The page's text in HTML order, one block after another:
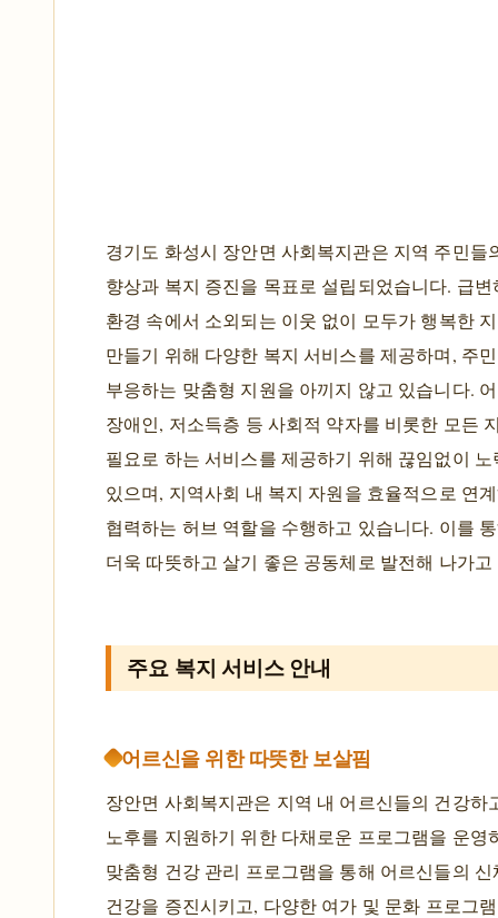
경기도 화성시 장안면 사회복지관은 지역 주민들
향상과 복지 증진을 목표로 설립되었습니다. 급
환경 속에서 소외되는 이웃 없이 모두가 행복한
만들기 위해 다양한 복지 서비스를 제공하며, 주
부응하는 맞춤형 지원을 아끼지 않고 있습니다.
장애인, 저소득층 등 사회적 약자를 비롯한 모든
필요로 하는 서비스를 제공하기 위해 끊임없이 노
있으며, 지역사회 내 복지 자원을 효율적으로 연
협력하는 허브 역할을 수행하고 있습니다. 이를
더욱 따뜻하고 살기 좋은 공동체로 발전해 나가
주요 복지 서비스 안내
어르신을 위한 따뜻한 보살핌
장안면 사회복지관은 지역 내 어르신들의 건강하
노후를 지원하기 위한 다채로운 프로그램을 운영
맞춤형 건강 관리 프로그램을 통해 어르신들의
건강을 증진시키고, 다양한 여가 및 문화 프로그